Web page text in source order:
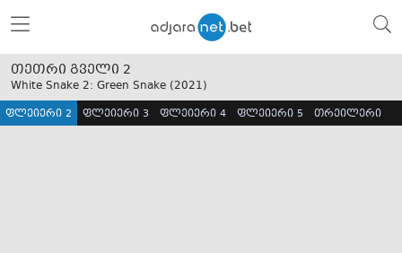
თეთრი გველი 2
White Snake 2: Green Snake (2021)
ფლეიერი 2 ფლეიერი 3 ფლეიერი 4 ფლეიერი 5 თრეილერი